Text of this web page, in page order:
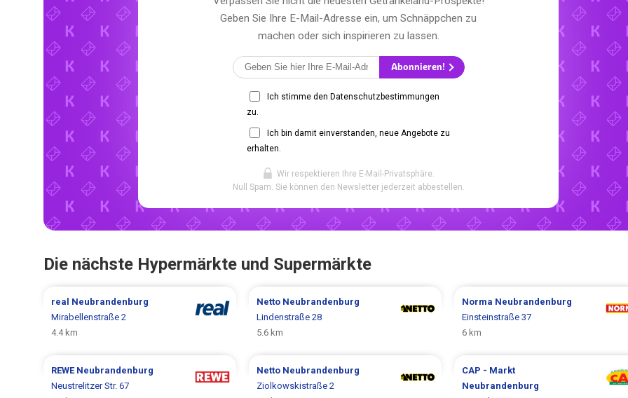
Geben Sie Ihre E-Mail-Adresse ein, um Schnäppchen zu
machen oder sich inspirieren zu lassen.
Abonnieren!
Ich stimme den Datenschutzbestimmungen
zu.
Ich bin damit einverstanden, neue Angebote zu
erhalten.
Wir respektieren Ihre E-Mail-Privatsphäre.
Null Spam. Sie können den Newsletter jederzeit abbestellen.
Die nächste Hypermärkte und Supermärkte
real Neubrandenburg
Mirabellenstraße 2
4.4 km
Netto Neubrandenburg
Lindenstraße 28
5.6 km
Norma Neubrandenburg
Einsteinstraße 37
6 km
REWE Neubrandenburg
Neustrelitzer Str. 67
Netto Neubrandenburg
Ziolkowskistraße 2
CAP - Markt
Neubrandenburg